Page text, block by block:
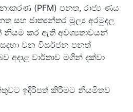
(PFM) පනත, රාජ්‍ය ණය
සහ ජාත්‍යන්තර මූල්‍ය අරමුදල
නියම කර ඇති අවශ්‍යතාවයන්
වන විසර්ජන පනත්
වාර්තාව මගින් දක්වා
ඉදිරිපත් කිරීමට නියමිතව